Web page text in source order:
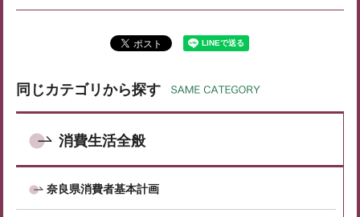
同じカテゴリから探す
消費生活全般
奈良県消費者基本計画